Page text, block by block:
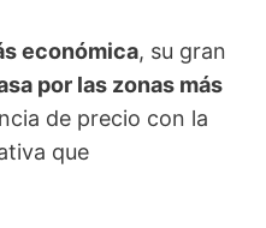
económica, su gran
por las zonas más
de precio con la
que